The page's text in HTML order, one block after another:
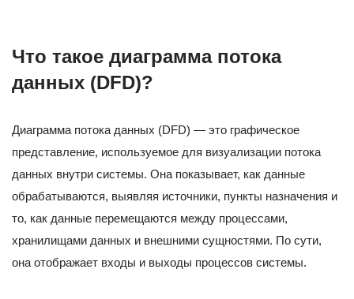
Что такое диаграмма потока
данных (DFD)?
Диаграмма потока данных (DFD) — это графическое
представление, используемое для визуализации потока
данных внутри системы. Она показывает, как данные
обрабатываются, выявляя источники, пункты назначения и
то, как данные перемещаются между процессами,
хранилищами данных и внешними сущностями. По сути,
она отображает входы и выходы процессов системы.